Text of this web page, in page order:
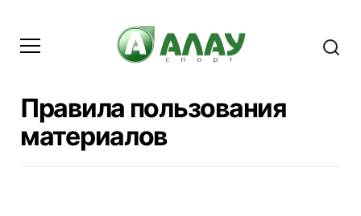
Правила пользования
материалов